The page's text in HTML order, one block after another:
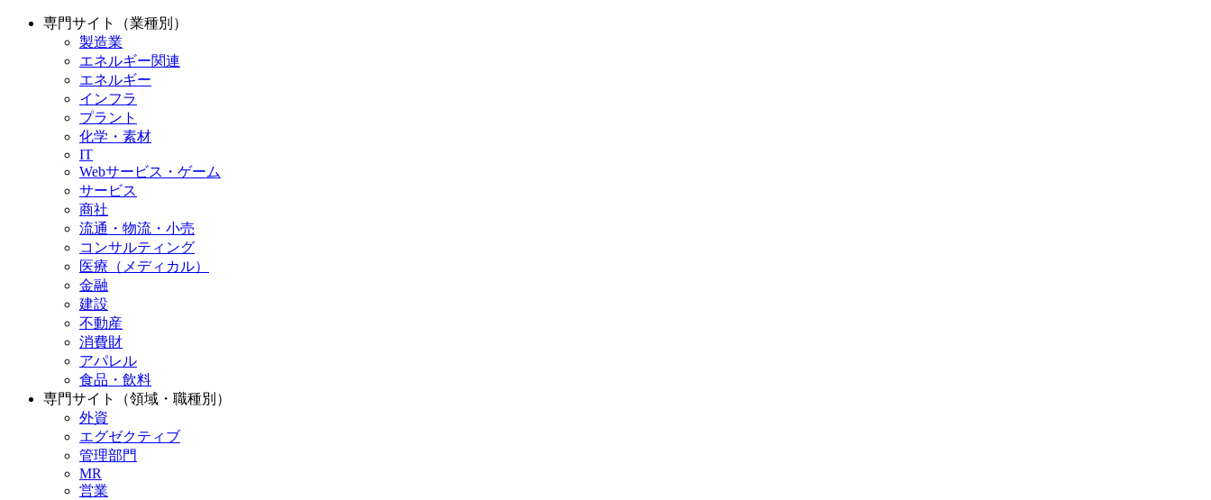
専門サイト（業種別）
製造業
エネルギー関連
エネルギー
インフラ
プラント
化学・素材
IT
Webサービス・ゲーム
サービス
商社
流通・物流・小売
コンサルティング
医療（メディカル）
金融
建設
不動産
消費財
アパレル
食品・飲料
専門サイト（領域・職種別）
外資
エグゼクティブ
管理部門
MR
営業